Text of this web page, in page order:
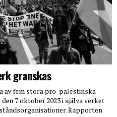
granskas
av fem stora pro-palestinska
7 oktober 2023 i själva verket
Rapporten